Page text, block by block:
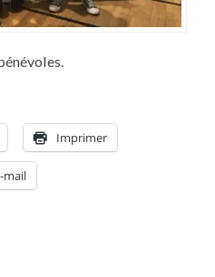
Imprimer
mail